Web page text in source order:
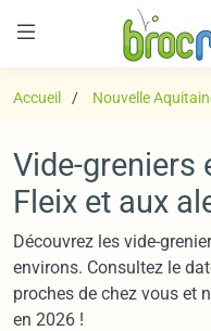
Accueil Nouvelle
Vide-greniers
Fleix et aux
Découvrez les vide-
environs. Consultez le
proches de chez vous et
en 2026 !